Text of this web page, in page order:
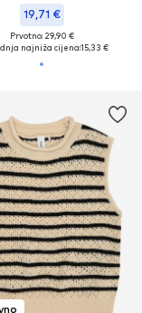
19,71 €
Prvotno: 29,90 €
najniža cijena:15,33 €